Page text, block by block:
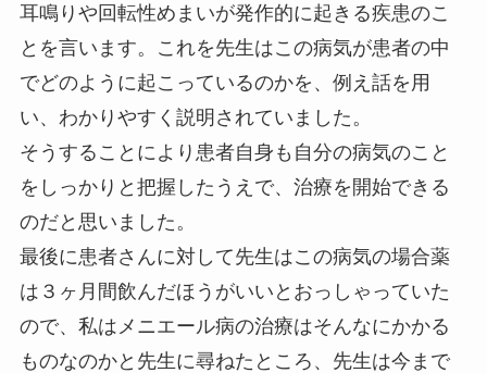
耳鳴りや回転性めまいが発作的に起きる疾患のこ
とを言います。これを先生はこの病気が患者の中
でどのように起こっているのかを、例え話を用
い、わかりやすく説明されていました。
そうすることにより患者自身も自分の病気のこと
をしっかりと把握したうえで、治療を開始できる
のだと思いました。
最後に患者さんに対して先生はこの病気の場合薬
は３ヶ月間飲んだほうがいいとおっしゃっていた
ので、私はメニエール病の治療はそんなにかかる
ものなのかと先生に尋ねたところ、先生は今まで